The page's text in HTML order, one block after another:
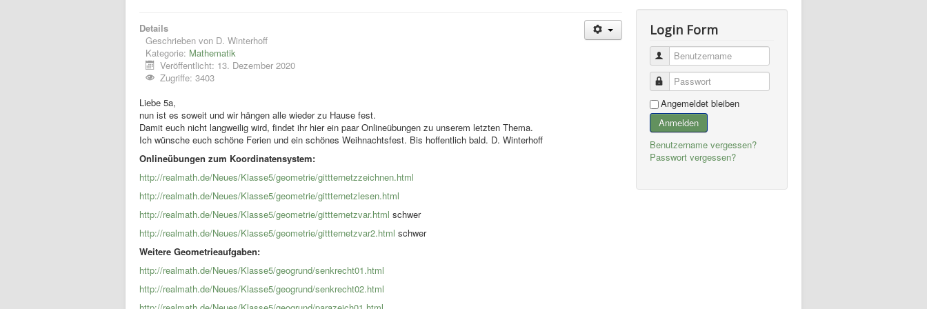
Details
Geschrieben von D. Winterhoff
Kategorie: Mathematik
Veröffentlicht: 13. Dezember 2020
Zugriffe: 3403
Liebe 5a,
nun ist es soweit und wir hängen alle wieder zu Hause fest.
Damit euch nicht langweilig wird, findet ihr hier ein paar Onlineübungen zu unserem letzten Thema.
Ich wünsche euch schöne Ferien und ein schönes Weihnachtsfest. Bis hoffentlich bald. D. Winterhoff
Onlineübungen zum Koordinatensystem:
http://realmath.de/Neues/Klasse5/geometrie/gittternetzzeichnen.html
http://realmath.de/Neues/Klasse5/geometrie/gittternetzlesen.html
http://realmath.de/Neues/Klasse5/geometrie/gittternetzvar.html schwer
http://realmath.de/Neues/Klasse5/geometrie/gittternetzvar2.html schwer
Weitere Geometrieaufgaben:
http://realmath.de/Neues/Klasse5/geogrund/senkrecht01.html
http://realmath.de/Neues/Klasse5/geogrund/senkrecht02.html
Login Form
Benutzername
Passwort
Angemeldet bleiben
Anmelden
Benutzername vergessen?
Passwort vergessen?